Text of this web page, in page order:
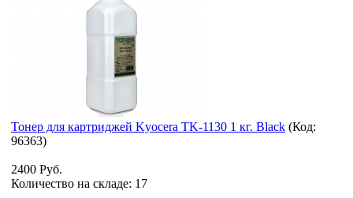
Тонер для картриджей Kyocera TK-1130 1 кг. Black (Код:
96363)
2400 Руб.
Количество на складе: 17